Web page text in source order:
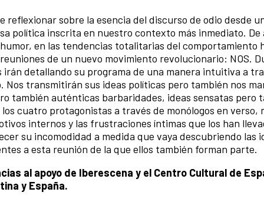
reflexionar sobre la esencia del discurso de odio desde
política inscrita en nuestro contexto más inmediato. De
en las tendencias totalitarias del comportamiento
de un nuevo movimiento revolucionario: NOS.
detallando su programa de una manera intuitiva a
Nos transmitirán sus ideas políticas pero también nos
también auténticas barbaridades, ideas sensatas pero
cuatro protagonistas a través de monólogos en verso,
internos y las frustraciones íntimas que los han
su incomodidad a medida que vaya descubriendo las
a esta reunión de la que ellos también forman parte.
al apoyo de Iberescena y el Centro Cultural de
y España.